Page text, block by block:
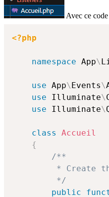
Avec ce code
<?php
namespace App\
use App\Events\
use
Illuminate\
use
Illuminate\
class
Accueil
{
/**
* Create
         */
public